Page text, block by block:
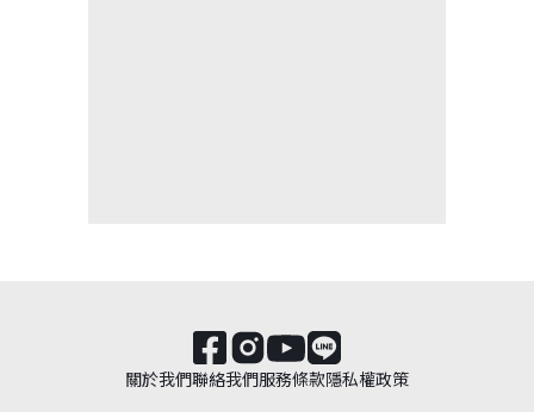
關於我們聯絡我們服務條款隱私權政策